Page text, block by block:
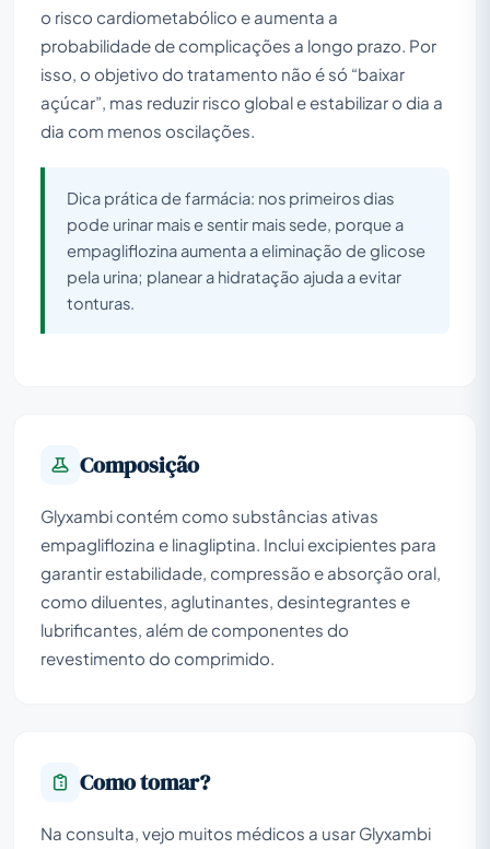
o risco cardiometabólico e aumenta a
probabilidade de complicações a longo prazo. Por
isso, o objetivo do tratamento não é só “baixar
açúcar”, mas reduzir risco global e estabilizar o dia a
dia com menos oscilações.
Dica prática de farmácia: nos primeiros dias
pode urinar mais e sentir mais sede, porque a
empagliflozina aumenta a eliminação de glicose
pela urina; planear a hidratação ajuda a evitar
tonturas.
Composição
Glyxambi contém como substâncias ativas
empagliflozina e linagliptina. Inclui excipientes para
garantir estabilidade, compressão e absorção oral,
como diluentes, aglutinantes, desintegrantes e
lubrificantes, além de componentes do
revestimento do comprimido.
Como tomar?
Na consulta, vejo muitos médicos a usar Glyxambi